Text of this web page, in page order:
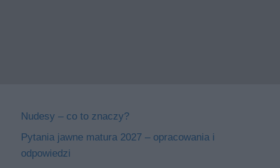
Nudesy – co to znaczy?
Pytania jawne matura 2027 – opracowania i
odpowiedzi